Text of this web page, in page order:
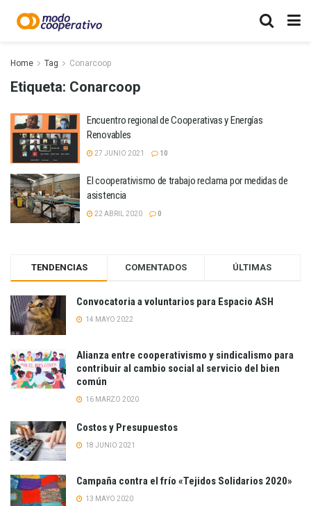
Home Tag Conarcoop
Etiqueta: Conarcoop
Encuentro regional de Cooperativas y Energías
Renovables
27 JUNIO 2021 10
El cooperativismo de trabajo reclama por medidas de
asistencia
22 ABRIL 2020 0
TENDENCIAS COMENTADOS ÚLTIMAS
Convocatoria a voluntarios para Espacio ASH
14 MAYO 2022
Alianza entre cooperativismo y sindicalismo para
contribuir al cambio social al servicio del bien
común
16 MARZO 2020
Costos y Presupuestos
18 JUNIO 2021
Campaña contra el frío «Tejidos Solidarios 2020»
13 MAYO 2020